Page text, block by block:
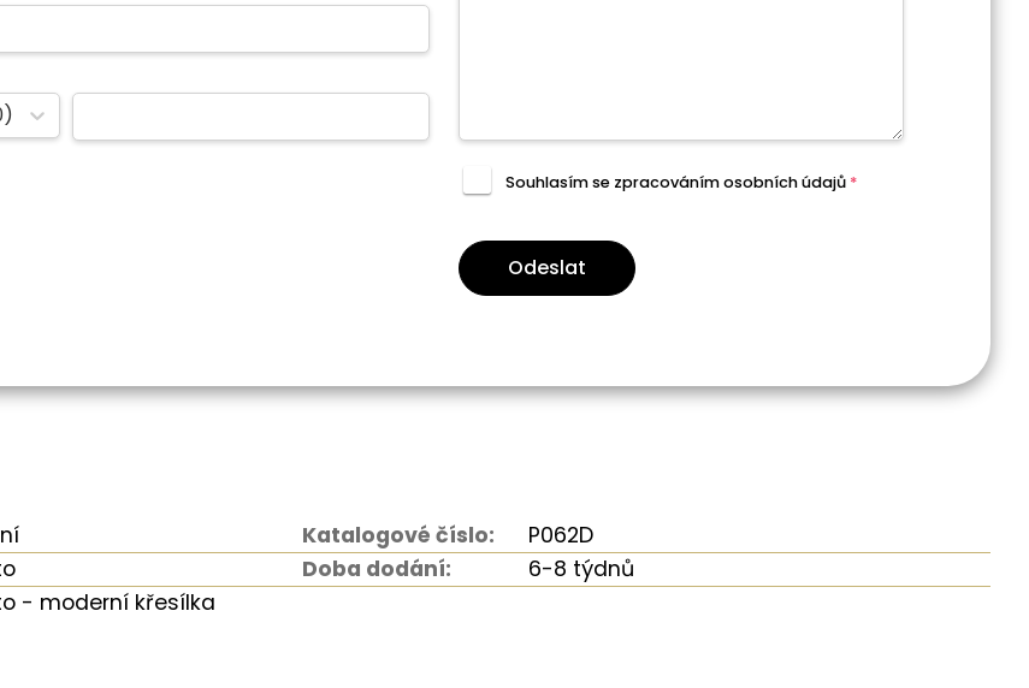
Souhlasím se zpracovánímosobních údajů *
Odeslat
Katalogové číslo:
P062D
Doba dodání:
6-8 týdnů
- moderní křesílka